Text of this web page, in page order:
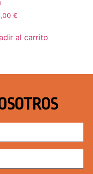
€
al carrito